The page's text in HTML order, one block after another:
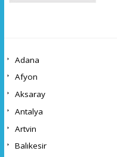
Adana
Afyon
Aksaray
Antalya
Artvin
Balıkesir